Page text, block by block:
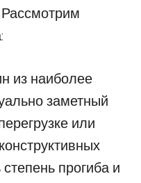
из наиболее
заметный
или
прогиба и